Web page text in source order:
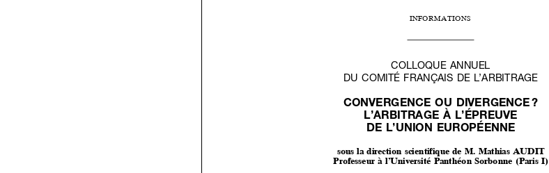






                                                                     INFORMATIONS
COLLOQUE ANNUEL
DU COMITÉ FRANÇAIS DE L’ARBITRAGE